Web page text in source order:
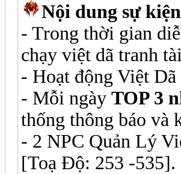
Nội dung sự
- Trong thời gian
chạy việt dã tranh
- Hoạt động Việt Dã
- Mỗi ngày TOP 3
thống thông báo và
- 2 NPC Quản Lý
[Toạ Độ: 253 -535].